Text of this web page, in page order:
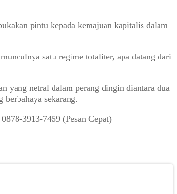
pintu kepada kemajuan kapitalis dalam
satu regime totaliter, apa datang dari
yang netral dalam perang dingin diantara dua
sekarang.
3913-7459 (Pesan Cepat)